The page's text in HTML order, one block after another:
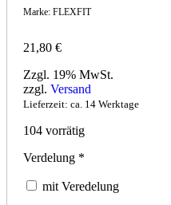
Marke: FLEXFIT
21,80 €
Zzgl. 19% MwSt.
zzgl. Versand
Lieferzeit: ca. 14 Werktage
104 vorrätig
Verdelung *
mit Veredelung